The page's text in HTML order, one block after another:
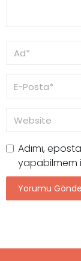
Adımı,
yapabilmem